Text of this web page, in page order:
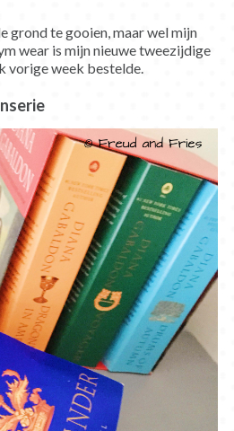
grond te gooien, maar wel mijn
wear is mijn nieuwe tweezijdige
vorige week bestelde.